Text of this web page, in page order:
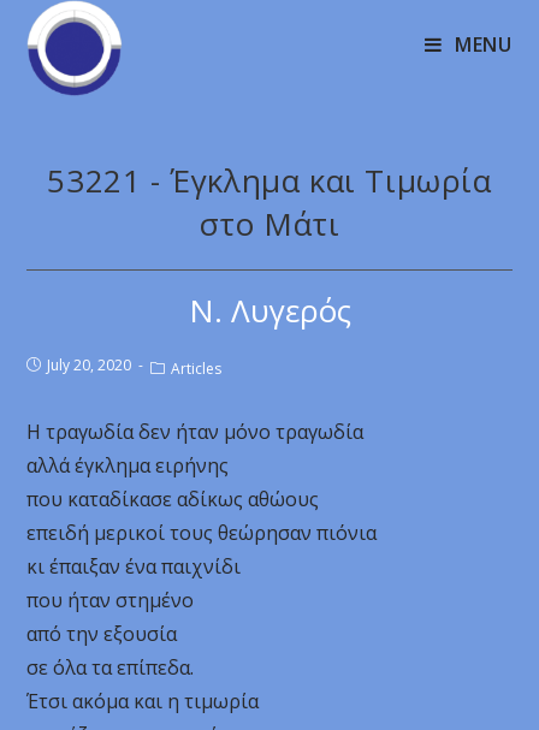
MENU
53221 - Έγκλημα και Τιμωρία
στο Μάτι
Ν. Λυγερός
July 20, 2020 Articles
Η τραγωδία δεν ήταν μόνο τραγωδία
αλλά έγκλημα ειρήνης
που καταδίκασε αδίκως αθώους
επειδή μερικοί τους θεώρησαν πιόνια
κι έπαιξαν ένα παιχνίδι
που ήταν στημένο
από την εξουσία
σε όλα τα επίπεδα.
Έτσι ακόμα και η τιμωρία